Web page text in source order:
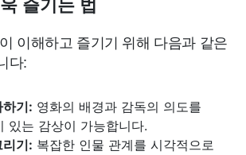
즐기는 법
이해하고 즐기기 위해 다음과 같은
다:
하기: 영화의 배경과 감독의 의도를
있는 감상이 가능합니다.
리기: 복잡한 인물 관계를 시각적으로